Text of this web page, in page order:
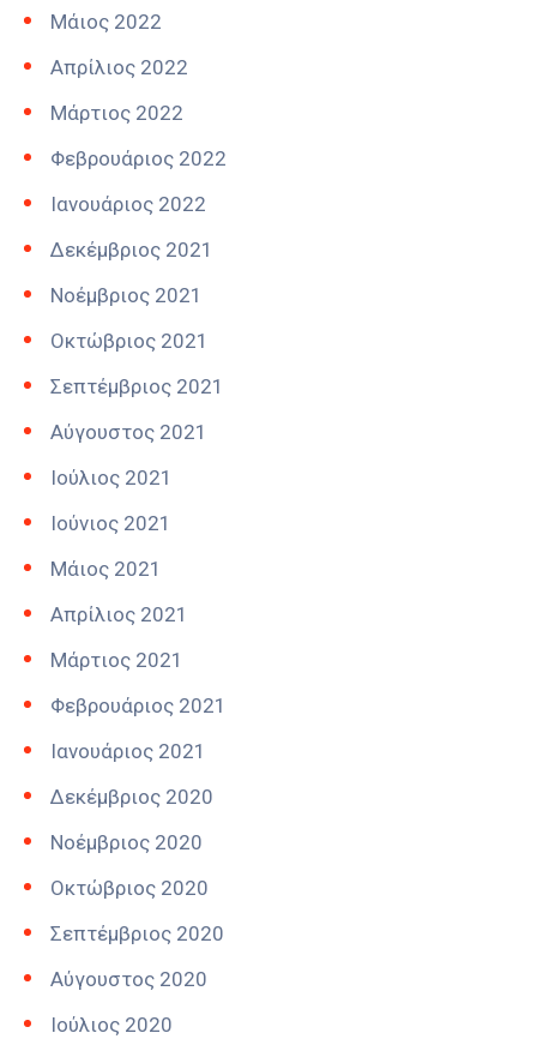
Μάιος 2022
Απρίλιος 2022
Μάρτιος 2022
Φεβρουάριος 2022
Ιανουάριος 2022
Δεκέμβριος 2021
Νοέμβριος 2021
Οκτώβριος 2021
Σεπτέμβριος 2021
Αύγουστος 2021
Ιούλιος 2021
Ιούνιος 2021
Μάιος 2021
Απρίλιος 2021
Μάρτιος 2021
Φεβρουάριος 2021
Ιανουάριος 2021
Δεκέμβριος 2020
Νοέμβριος 2020
Οκτώβριος 2020
Σεπτέμβριος 2020
Αύγουστος 2020
Ιούλιος 2020